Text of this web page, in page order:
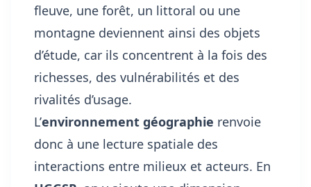
fleuve, une forêt, un littoral ou une
montagne deviennent ainsi des objets
d’étude, car ils concentrent à la fois des
richesses, des vulnérabilités et des
rivalités d’usage.
L’environnement géographie renvoie
donc à une lecture spatiale des
interactions entre milieux et acteurs. En